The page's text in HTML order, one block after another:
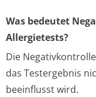
Was bedeutet
Allergietests?
Die
das Testergebnis
beeinflusst wird.